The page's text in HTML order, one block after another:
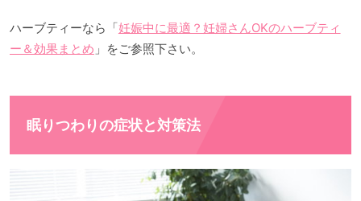
ハーブティーなら「妊娠中に最適？妊婦さんOKのハーブティ
ー＆効果まとめ 」をご参照下さい。
眠りつわりの症状と対策法